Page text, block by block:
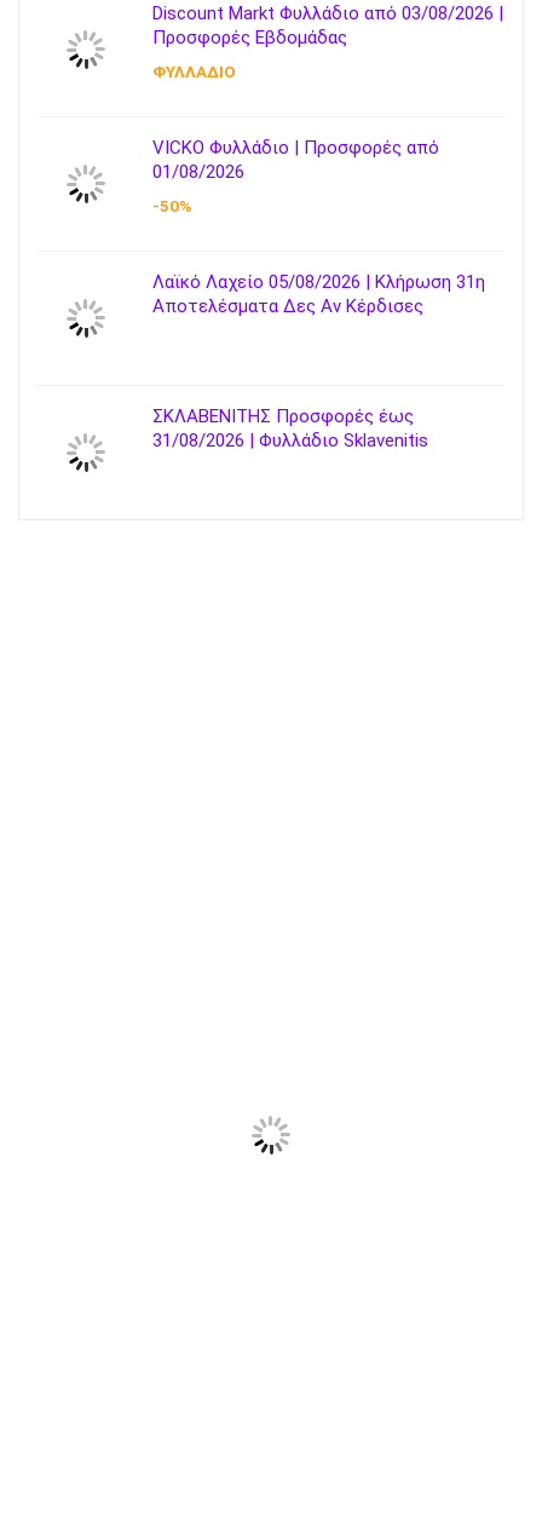
Discount Markt Φυλλάδιο από 03/08/2026 |
Προσφορές Εβδομάδας
ΦΥΛΛΑΔΙΟ
VICKO Φυλλάδιο | Προσφορές από
01/08/2026
-50%
Λαϊκό Λαχείο 05/08/2026 | Κλήρωση 31η
Αποτελέσματα Δες Αν Κέρδισες
ΣΚΛΑΒΕΝΙΤΗΣ Προσφορές έως
31/08/2026 | Φυλλάδιο Sklavenitis